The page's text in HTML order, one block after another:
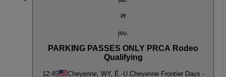
29
jeu.
PARKING PASSES ONLY PRCA Rodeo
Qualifying
12:45 Cheyenne, WY, É.-U. Cheyenne Frontier Days -